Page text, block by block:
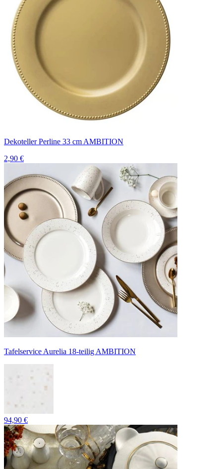
Dekoteller Perline 33 cm AMBITION
2,90 €
Tafelservice Aurelia 18-teilig AMBITION
94,90 €